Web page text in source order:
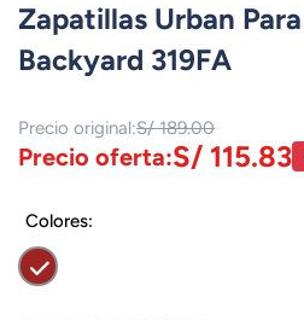
Zapatillas Urban
Backyard 319FA
Precio original:S/ 189.00
Precio oferta:S/ 115.83
Colores: